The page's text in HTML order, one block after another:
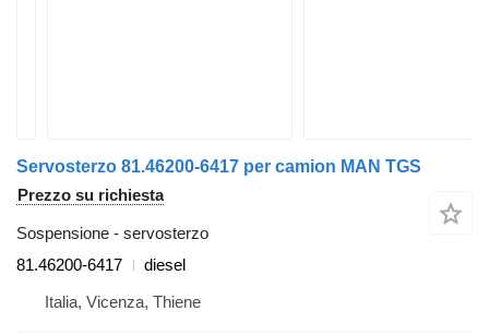
Servosterzo 81.46200-6417 per camion MAN TGS
Prezzo su richiesta
Sospensione - servosterzo
81.46200-6417
diesel
Italia, Vicenza, Thiene